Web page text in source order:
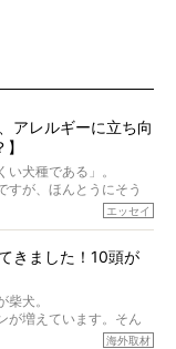
アレルギーに立ち向
い犬種である」。
すが、ほんとうにそう
くと、丈夫で病気にも
するのです。
ことはないし、飼い
。
に読んで欲しい、ある
エッセイ
きました！10頭が
犬。
が増えています。そん
は、南の楽園ハワイ。
海外取材